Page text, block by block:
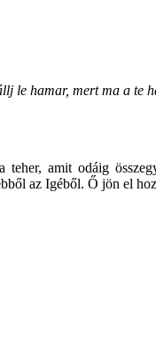
le hamar, mert ma a
amit odáig
az Igéből. Ő jön el